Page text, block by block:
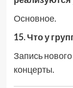
Основное.
15. Что у
Запись
концерты.